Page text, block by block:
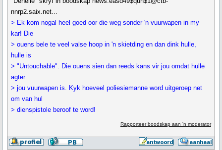
nnrp2.saix.net...
> Ek kom nogal heel goed oor die weg sonder 'n vuurwapen in my
kar! Die
> ouens bele te veel valse hoop in 'n skietding en dan dink hulle,
hulle is
> "Untouchable". Die ouens sien dan reeds kans vir jou omdat hulle
agter
> jou vuurwapen is. Kyk hoeveel poliesiemanne word uitgeroep net
om van hul
> dienspistole beroof te word!
Rapporteer boodskap aan 'n moderator